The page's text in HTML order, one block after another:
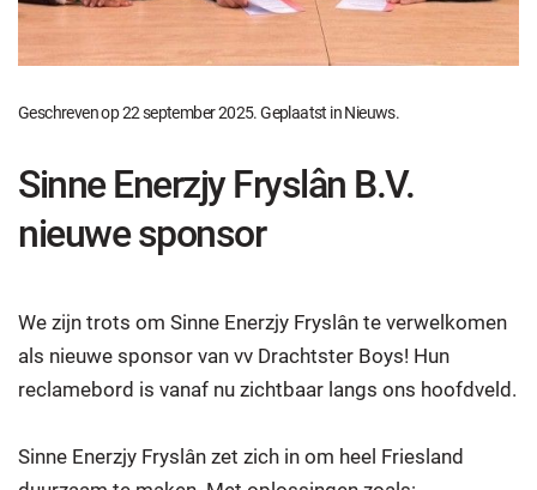
Geschreven op22 september 2025. Geplaatst inNieuws.
Sinne Enerzjy Fryslân B.V.
nieuwe sponsor
We zijn trots om Sinne Enerzjy Fryslân te verwelkomen
als nieuwe sponsor van vv Drachtster Boys! Hun
reclamebord is vanaf nu zichtbaar langs ons hoofdveld.
Sinne Enerzjy Fryslân zet zich in om heel Friesland